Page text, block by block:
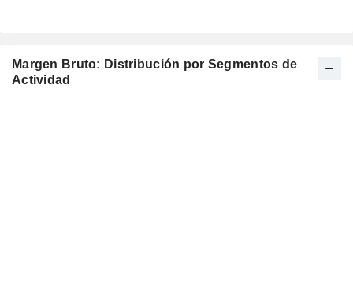
Margen Bruto: Distribución por Segmentos de
Actividad